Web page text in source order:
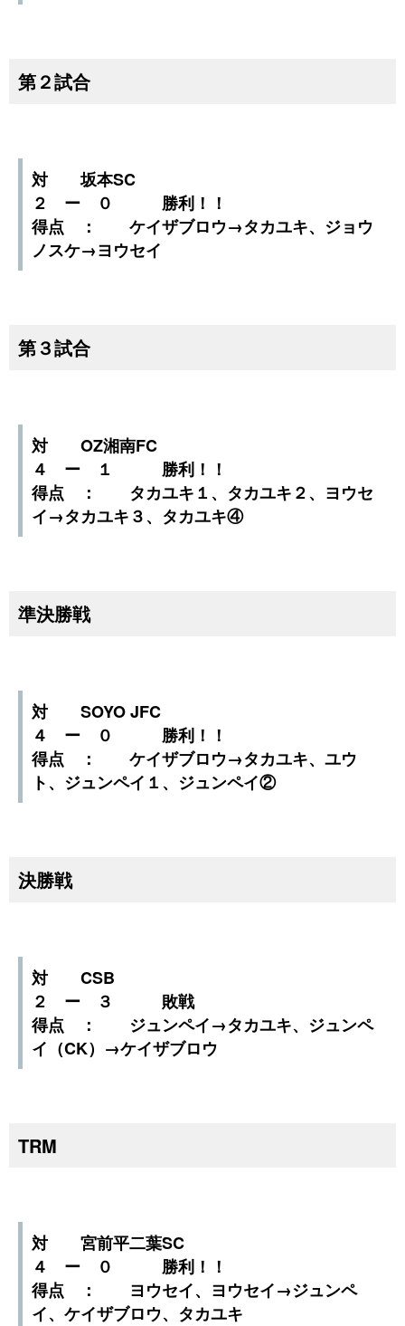
第２試合
対 坂本SC
２ ー ０ 勝利！！
得点 ： ケイザブロウ→タカユキ、ジョウ
ノスケ→ヨウセイ
第３試合
対 OZ湘南FC
４ ー １ 勝利！！
得点 ： タカユキ１、タカユキ２、ヨウセ
イ→タカユキ３、タカユキ④
準決勝戦
対 SOYO JFC
４ ー ０ 勝利！！
得点 ： ケイザブロウ→タカユキ、ユウ
ト、ジュンペイ１、ジュンペイ②
決勝戦
対 CSB
２ ー ３ 敗戦
得点 ： ジュンペイ→タカユキ、ジュンペ
イ（CK）→ケイザブロウ
TRM
対 宮前平二葉SC
４ ー ０ 勝利！！
得点 ： ヨウセイ、ヨウセイ→ジュンペ
イ、ケイザブロウ、タカユキ